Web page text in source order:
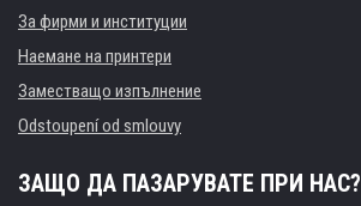
За фирми и институции
Наемане на принтери
Заместващо изпълнение
Odstoupení od smlouvy
ЗАЩО ДА ПАЗАРУВАТЕ ПРИ НАС?